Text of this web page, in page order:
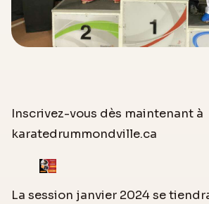
Inscrivez-vous dès maintenant à
karatedrummondville.ca
La session janvier 2024 se